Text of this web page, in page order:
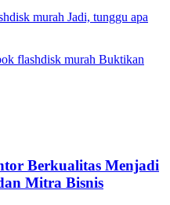
murah Jadi, tunggu apa
flashdisk murah Buktikan
Berkualitas Menjadi
Mitra Bisnis